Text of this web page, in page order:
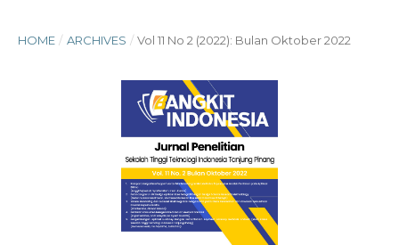
HOME / ARCHIVES / Vol 11 No 2 (2022): Bulan Oktober 2022